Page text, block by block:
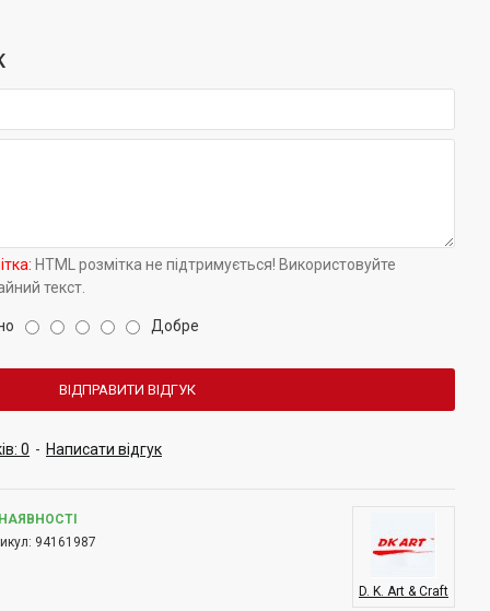
HTML розмітка не підтримується! Використовуйте
текст.
Добре
ВІДПРАВИТИ ВІДГУК
0 - Написати відгук
94161987
D. K. Art & Craft